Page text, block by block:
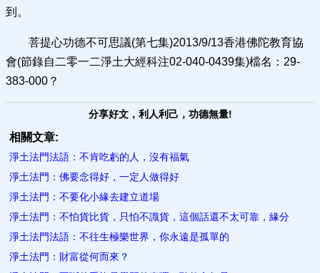
到。
菩提心功德不可思議(第七集)2013/9/13香港佛陀教育協
會(節錄自二零一二淨土大經科注02-040-0439集)檔名：29-
383-000？
分享好文，利人利己，功德無量!
相關文章:
淨土法門法語：不肯吃虧的人，沒有福氣
淨土法門：佛要念得好，一定人做得好
淨土法門：不要化小緣去建立道場
淨土法門：不怕貨比貨，只怕不識貨，這個話還不太可靠，緣分
淨土法門法語：不往生極樂世界，你永遠是孤單的
淨土法門：財富從何而來？